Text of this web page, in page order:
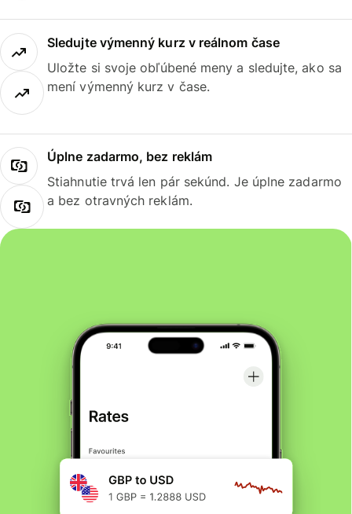
Sledujte výmenný kurz v reálnom čase
Uložte si svoje obľúbené meny a sledujte, ako sa
mení výmenný kurz v čase.
Úplne zadarmo, bez reklám
Stiahnutie trvá len pár sekúnd. Je úplne zadarmo
a bez otravných reklám.